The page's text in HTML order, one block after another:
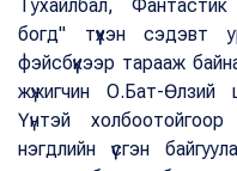
Тухайлбал,
богд" түүхэн сэдэвт
фэйсбүүкээр тарааж
жүжигчин О.Бат-Өлзий
Үүнтэй
нэгдлийн үүсгэн